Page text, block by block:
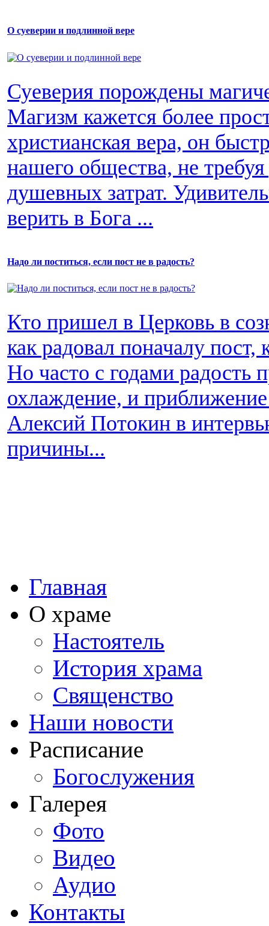
О суеверии и подлинной вере
Суеверия порождены
Магизм кажется более
христианская вера, он
нашего общества, не
душевных затрат.
верить в Бога ...
Надо ли поститься, если пост не в радость?
Кто пришел в Церковь в
как радовал поначалу пост,
Но часто с годами радость
охлаждение, и
Алексий Потокин в
причины...
Главная
О храме
Настоятель
История храма
Священство
Наши новости
Расписание
Богослужения
Галерея
Фото
Видео
Аудио
Контакты